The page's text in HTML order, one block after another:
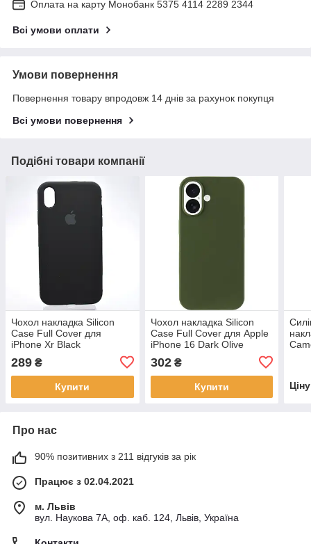
Оплата на карту Монобанк 5375 4114 2289 2344
Всі умови оплати
Умови повернення
Повернення товару впродовж 14 днів за рахунок покупця
Всі умови повернення
Подібні товари компанії
Чохол накладка Silicon
Case Full Cover для
iPhone Xr Black
289 ₴
Купити
Чохол накладка Silicon
Case Full Cover для Apple
iPhone 16 Dark Olive
302₴
Купити
Про нас
90% позитивних з 211 відгуків за рік
Працює з 02.04.2021
м. Львів
вул. Наукова 7А, оф. каб. 124, Львів, Україна